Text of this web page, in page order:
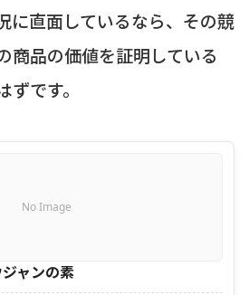
に直面しているなら、その競
商品の価値を証明している
です。
No Image
ャンの素